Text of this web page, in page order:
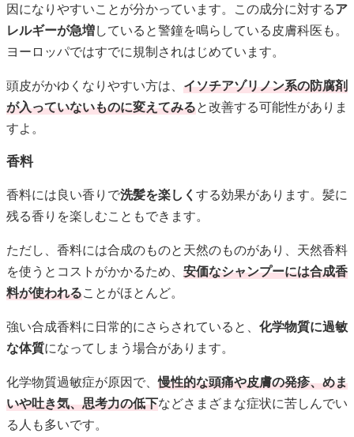
因になりやすいことが分かっています。この成分に対するア
レルギーが急増していると警鐘を鳴らしている皮膚科医も。
ヨーロッパではすでに規制されはじめています。
頭皮がかゆくなりやすい方は、 イソチアゾリノン系の防腐剤
が入っていないものに変えてみると改善する可能性がありま
すよ。
香料
香料には良い香りで洗髪を楽しく する効果があります。髪に
残る香りを楽しむこともできます。
ただし、香料には合成のものと天然のものがあり、天然香料
を使うとコストがかかるため、 安価なシャンプーには合成香
料が使われることがほとんど。
強い合成香料に日常的にさらされていると、 化学物質に過敏
な体質になってしまう場合があります。
化学物質過敏症が原因で、慢性的な頭痛や皮膚の発疹、めま
いや吐き気、思考力の低下などさまざまな症状に苦しんでい
る人も多いです。